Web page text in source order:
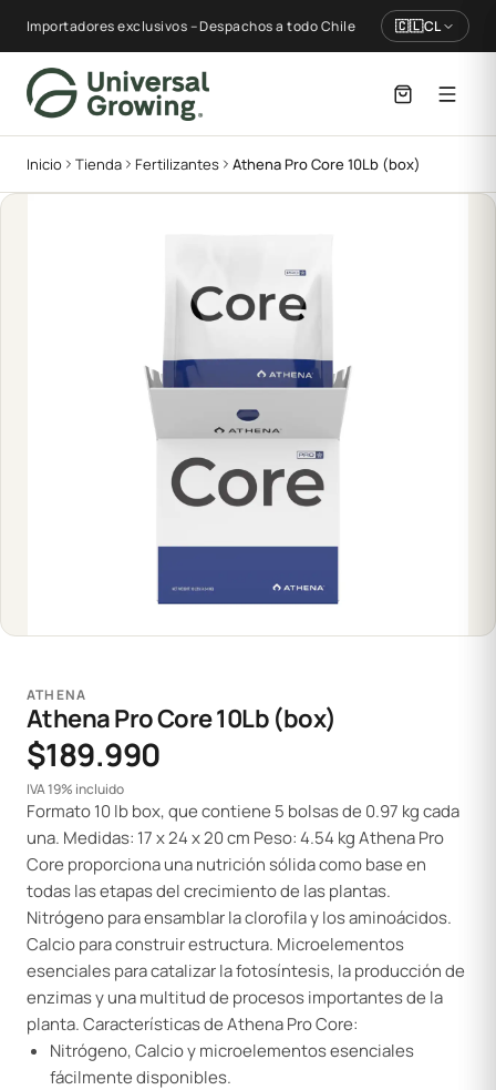
Importadores exclusivos – Despachos a todo Chile 🇨🇱CL
Inicio Tienda Fertilizantes Athena Pro Core 10Lb (box)
ATHENA
Athena Pro Core 10Lb (box)
$189.990
IVA 19% incluido
Formato 10 lb box, que contiene 5 bolsas de 0.97 kg cada
una. Medidas: 17 x 24 x 20 cm Peso: 4.54 kg Athena Pro
Core proporciona una nutrición sólida como base en
todas las etapas del crecimiento de las plantas.
Nitrógeno para ensamblar la clorofila y los aminoácidos.
Calcio para construir estructura. Microelementos
esenciales para catalizar la fotosíntesis, la producción de
enzimas y una multitud de procesos importantes de la
planta. Características de Athena Pro Core:
Nitrógeno, Calcio y microelementos esenciales
fácilmente disponibles.